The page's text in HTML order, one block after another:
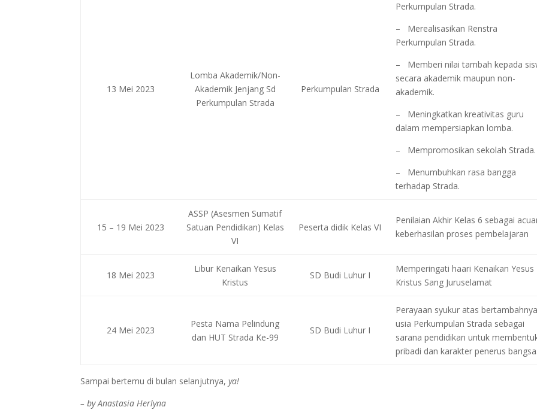
13 Mei 2023
Lomba Akademik/Non-
Akademik Jenjang Sd
Perkumpulan Strada
Perkumpulan Strada
Perkumpulan Strada.
– Merealisasikan Renstra
Perkumpulan Strada.
– Memberi nilai tambah kepada
secara akademik maupun non-
akademik.
– Meningkatkan kreativitas guru
dalam mempersiapkan lomba.
– Mempromosikan sekolah Strada.
– Menumbuhkan rasa bangga
terhadap Strada.
15 – 19 Mei 2023
ASSP (Asesmen Sumatif
Satuan Pendidikan) Kelas
VI
Peserta didik Kelas VI
Penilaian Akhir Kelas 6 sebagai
keberhasilan proses pembelajaran
18 Mei 2023
Libur Kenaikan Yesus
Kristus
SD Budi Luhur I
Memperingati haari Kenaikan Yesus
Kristus Sang Juruselamat
24 Mei 2023
Pesta Nama Pelindung
dan HUT Strada Ke-99
SD Budi Luhur I
Perayaan syukur atas bertambahnya
usia Perkumpulan Strada sebagai
sarana pendidikan untuk
pribadi dan karakter penerus
Sampai bertemu di bulan selanjutnya,ya!
– by Anastasia Herlyna